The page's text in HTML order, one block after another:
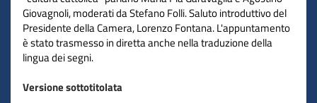
Giovagnoli, moderati da Stefano Folli. Saluto introduttivo del
Presidente della Camera, Lorenzo Fontana. L'appuntamento
è stato trasmesso in diretta anche nella traduzione della
lingua dei segni.
Versione sottotitolata